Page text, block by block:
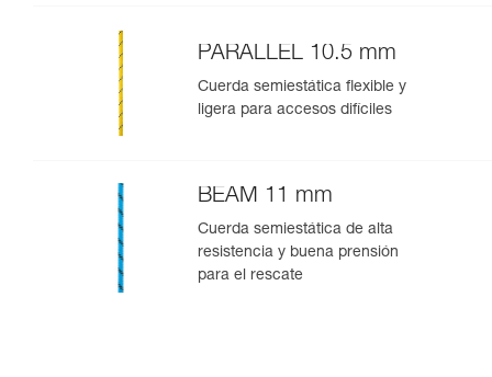
PARALLEL 10.5 mm
Cuerda semiestática flexible y
ligera para accesos difíciles
BEAM 11 mm
Cuerda semiestática de alta
resistencia y buena prensión
para el rescate